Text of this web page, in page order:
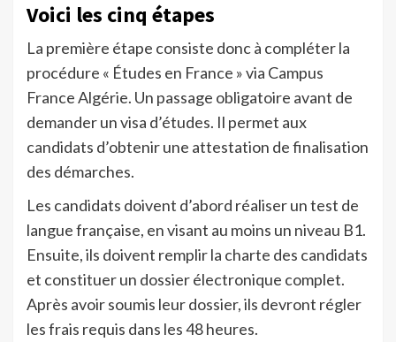
Voici les cinq étapes
La première étape consiste donc à compléter la
procédure « Études en France » via Campus
France Algérie. Un passage obligatoire avant de
demander un visa d’études. Il permet aux
candidats d’obtenir une attestation de finalisation
des démarches.
Les candidats doivent d’abord réaliser un test de
langue française, en visant au moins un niveau B1.
Ensuite, ils doivent remplir la charte des candidats
et constituer un dossier électronique complet.
Après avoir soumis leur dossier, ils devront régler
les frais requis dans les 48 heures.